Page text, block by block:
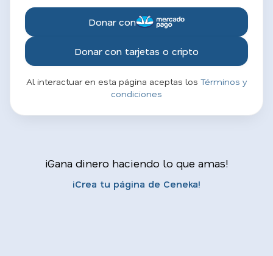
Donar con
Donar con tarjetas o cripto
Al interactuar en esta página aceptas los Términos y
condiciones
¡Gana dinero haciendo lo que amas!
¡Crea tu página de Ceneka!